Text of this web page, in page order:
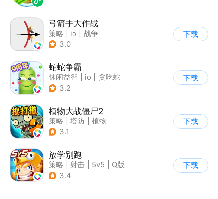
弓箭手大作战
策略 io
战争
| 非对称竞技
3.0
下载
蛇蛇争霸
休闲益智 io
贪吃蛇
| 抱一
3.2
下载
植物大战僵尸2
策略 塔防
植物
| 植物大战僵尸
3.1
下载
放学别跑
策略 射击 5v5
Q版
3.4
下载